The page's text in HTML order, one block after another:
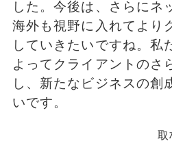
した。今後は、さらにネ
海外も視野に入れてより
していきたいですね。私
よってクライアントのさ
し、新たなビジネスの創
いです。
取